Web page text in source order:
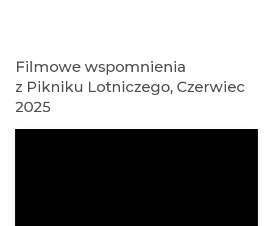
Filmowe wspomnienia
z Pikniku Lotniczego, Czerwiec
2025